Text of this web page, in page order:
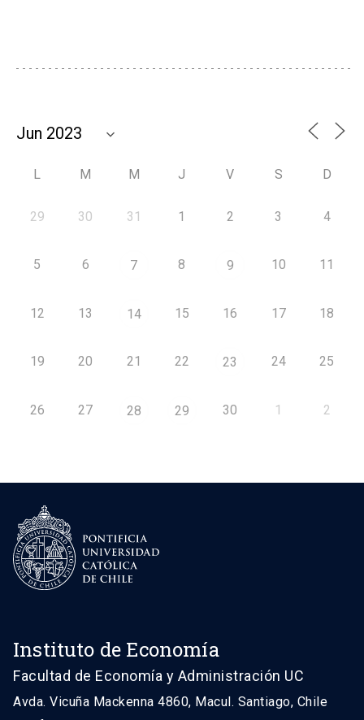
L M M J V S D
29 30 31 1 2 3 4
5 6 7 8 9 10 11
12 13 14 15 16 17 18
19 20 21 22 23 24 25
26 27 28 29 30 1 2
Instituto de Economía
Facultad de Economía y Administración UC
Avda. Vicuña Mackenna 4860, Macul. Santiago, Chile